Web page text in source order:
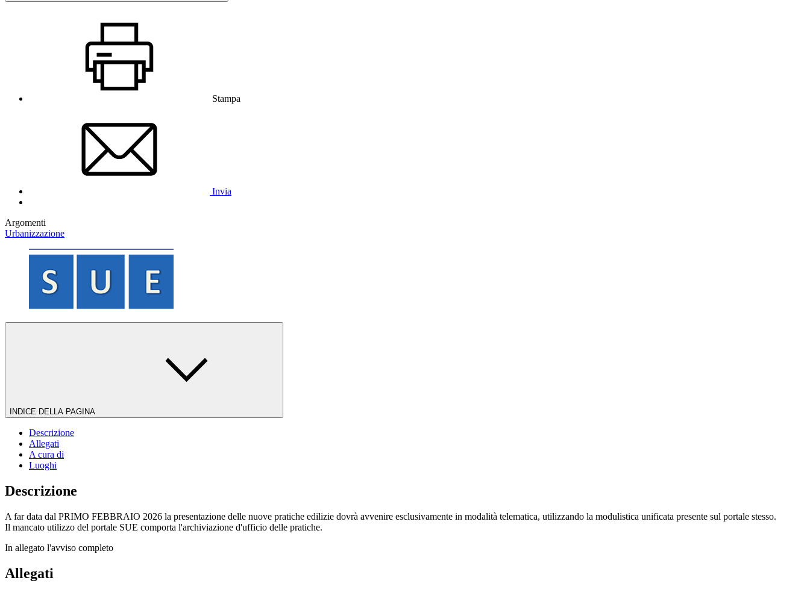
Stampa
Invia
Argomenti
Urbanizzazione
INDICE DELLA PAGINA
Descrizione
Allegati
A cura di
Luoghi
Descrizione
A far data dal PRIMO FEBBRAIO 2026 la presentazione delle nuove pratiche edilizie dovrà avvenire esclusivamente in modalità telematica, utilizzando la modulistica unificata presente sul portale stesso.
Il mancato utilizzo del portale SUE comporta l'archiviazione d'ufficio delle pratiche.
In allegato l'avviso completo
Allegati